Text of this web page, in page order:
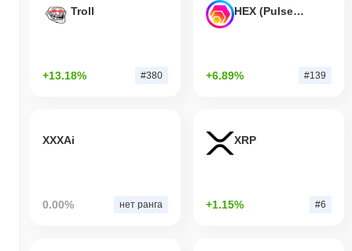
Troll
+13.18% #380
HEX (Pulsechain)
+6.89% #139
XXXAi
0.00% нет ранга
XRP
+1.15% #6